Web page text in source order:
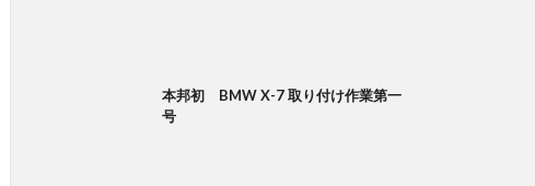
本邦初 BMW X-7 取り付け作業第一
号